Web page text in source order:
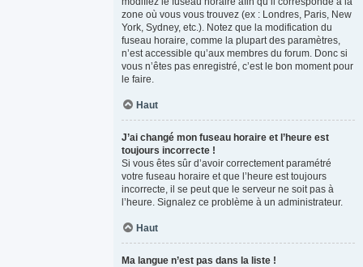
zone où vous vous trouvez (ex : Londres, Paris, New
York, Sydney, etc.). Notez que la modification du
fuseau horaire, comme la plupart des paramètres,
n’est accessible qu’aux membres du forum. Donc si
vous n’êtes pas enregistré, c’est le bon moment pour
le faire.
Haut
J’ai changé mon fuseau horaire et l’heure est
toujours incorrecte !
Si vous êtes sûr d’avoir correctement paramétré
votre fuseau horaire et que l’heure est toujours
incorrecte, il se peut que le serveur ne soit pas à
l’heure. Signalez ce problème à un administrateur.
Haut
Ma langue n’est pas dans la liste !